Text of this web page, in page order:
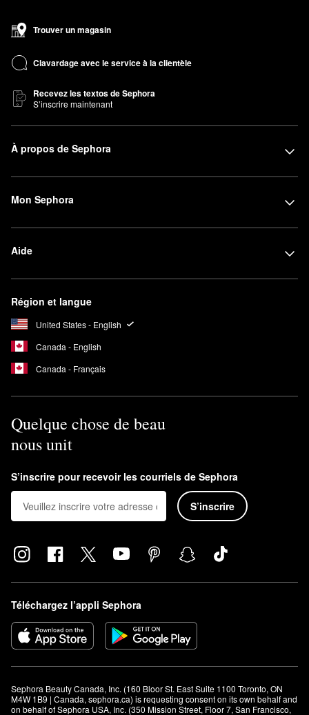
Trouver un magasin
Clavardage avec le service à la clientèle
Recevez les textos de Sephora
S’inscrire maintenant
À propos de Sephora
Mon Sephora
Aide
Région et langue
United States - English
Canada - English
Canada - Français
Quelque chose de beau
nous unit
S’inscrire pour recevoir les courriels de Sephora
S’inscrire
Téléchargez l’appli Sephora
Sephora Beauty Canada, Inc. (160 Bloor St. East Suite 1100 Toronto, ON
M4W 1B9 | Canada, sephora.ca) is requesting consent on its own behalf and
on behalf of Sephora USA, Inc. (350 Mission Street, Floor 7, San Francisco,